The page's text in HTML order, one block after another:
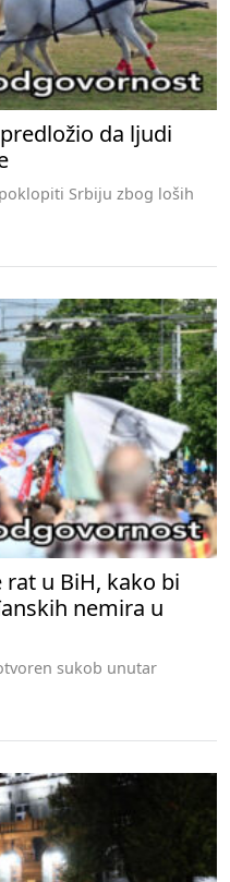
da ljudi
Srbiju zbog loših
u BiH, kako bi
nemira u
sukob unutar